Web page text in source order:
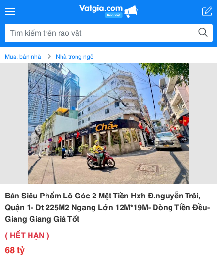
Mua, bán nhà Nhà trong ngõ
Bán Siêu Phẩm Lô Góc 2 Mặt Tiền Hxh Đ.nguyễn Trãi,
Quận 1- Dt 225M2 Ngang Lớn 12M*19M- Dòng Tiền Đều-
Giang Giang Giá Tốt
( HẾT HẠN )
68 tỷ